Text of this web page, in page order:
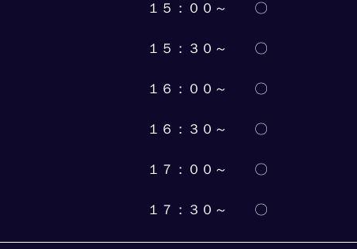
１５：００～　　〇
１５：３０～　　〇
１６：００～　　〇
１６：３０～　　〇
１７：００～　　〇
１７：３０～　　〇